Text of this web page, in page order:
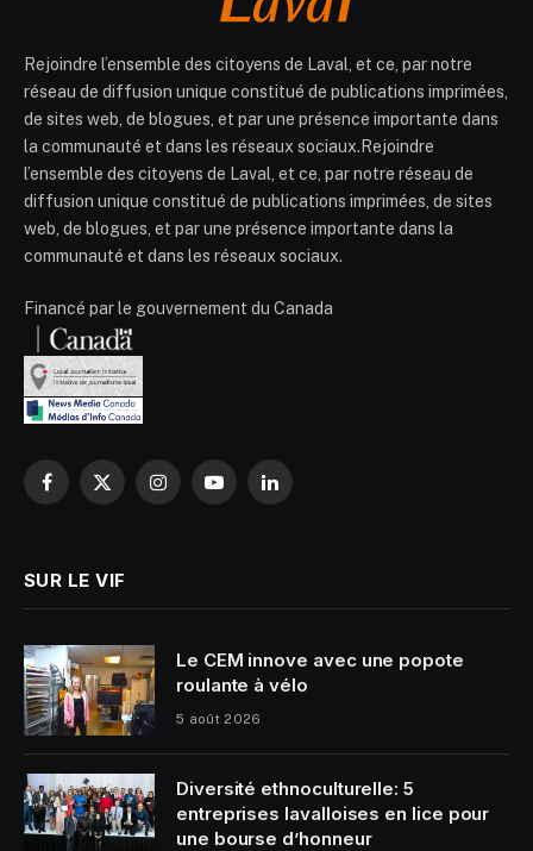
Rejoindre l’ensemble des citoyens de Laval, et ce, par notre
réseau de diffusion unique constitué de publications imprimées,
de sites web, de blogues, et par une présence importante dans
la communauté et dans les réseaux sociaux.Rejoindre
l’ensemble des citoyens de Laval, et ce, par notre réseau de
diffusion unique constitué de publications imprimées, de sites
web, de blogues, et par une présence importante dans la
communauté et dans les réseaux sociaux.
Financé par le gouvernement du Canada
Facebook
X
InstagramYouTubeLinkedIn
SUR LE VIF
Le CEM innove avec une popote
roulante à vélo
5 août 2026
Diversité ethnoculturelle: 5
entreprises lavalloises en lice pour
une bourse d’honneur